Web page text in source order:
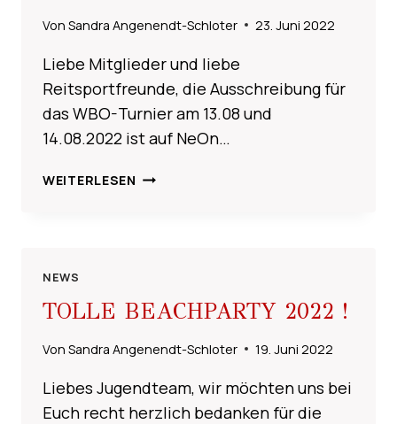
Von Sandra Angenendt-Schloter 23. Juni 2022
Liebe Mitglieder und liebe
Reitsportfreunde, die Ausschreibung für
das WBO-Turnier am 13.08 und
14.08.2022 ist auf NeOn…
WEITERLESEN AUSSCHREIBUNG
NEWS
TOLLE BEACHPARTY 2022 !
Von Sandra Angenendt-Schloter 19. Juni 2022
Liebes Jugendteam, wir möchten uns bei
Euch recht herzlich bedanken für die